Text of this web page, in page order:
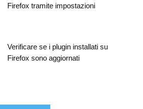
Firefox tramite impostazioni
Verificare se i plugin installati su
Firefox sono aggiornati